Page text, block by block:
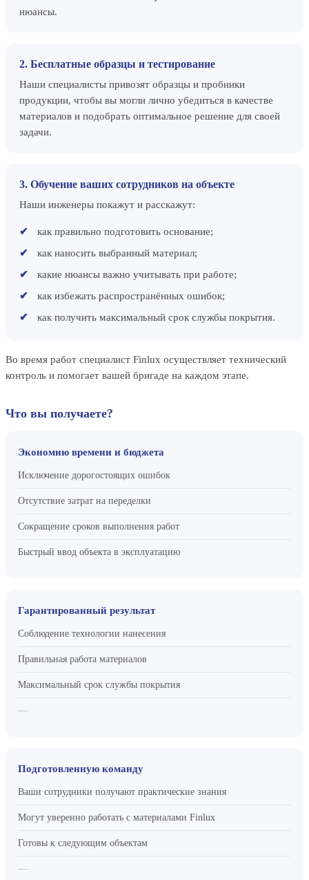
нюансы.
2. Бесплатные образцы и тестирование
Наши специалисты привозят образцы и пробники
продукции, чтобы вы могли лично убедиться в качестве
материалов и подобрать оптимальное решение для своей
задачи.
3. Обучение ваших сотрудников на объекте
Наши инженеры покажут и расскажут:
как правильно подготовить основание;
как наносить выбранный материал;
какие нюансы важно учитывать при работе;
как избежать распространённых ошибок;
как получить максимальный срок службы покрытия.
Во время работ специалист Finlux осуществляет технический
контроль и помогает вашей бригаде на каждом этапе.
Что вы получаете?
Экономию времени и бюджета
Исключение дорогостоящих ошибок
Отсутствие затрат на переделки
Сокращение сроков выполнения работ
Быстрый ввод объекта в эксплуатацию
Гарантированный результат
Соблюдение технологии нанесения
Правильная работа материалов
Максимальный срок службы покрытия
—
Подготовленную команду
Ваши сотрудники получают практические знания
Могут уверенно работать с материалами Finlux
Готовы к следующим объектам
—